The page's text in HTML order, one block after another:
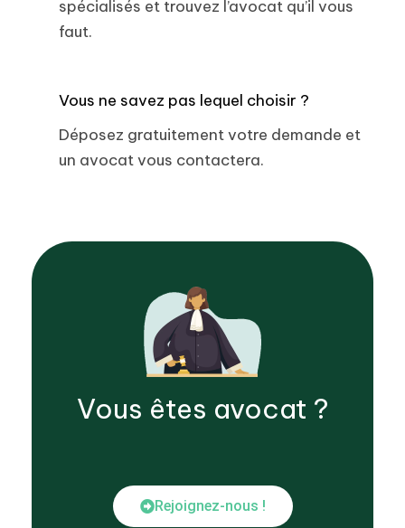
spécialisés et trouvez l’avocat qu’il vous
faut.
Vous ne savez pas lequel choisir ?
Déposez gratuitement votre demande et
un avocat vous contactera.
Vous êtes avocat ?
Rejoignez-nous !